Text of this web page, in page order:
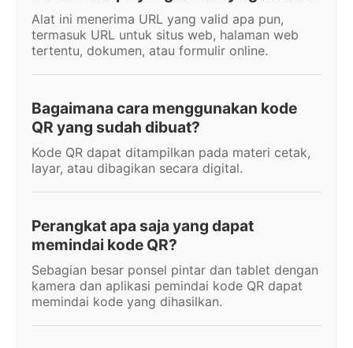
Alat ini menerima URL yang valid apa pun,
termasuk URL untuk situs web, halaman web
tertentu, dokumen, atau formulir online.
Bagaimana cara menggunakan kode
QR yang sudah dibuat?
Kode QR dapat ditampilkan pada materi cetak,
layar, atau dibagikan secara digital.
Perangkat apa saja yang dapat
memindai kode QR?
Sebagian besar ponsel pintar dan tablet dengan
kamera dan aplikasi pemindai kode QR dapat
memindai kode yang dihasilkan.